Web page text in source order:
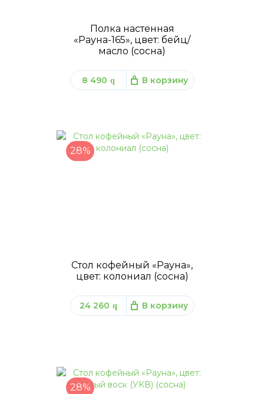
Полка настенная
«Рауна-165», цвет: бейц/
масло (сосна)
8 490 q В корзину
28%
Стол кофейный «Рауна»,
цвет: колониал (сосна)
24 260 q В корзину
28%